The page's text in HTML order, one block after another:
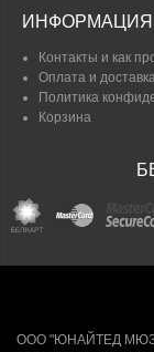
ИНФОРМАЦИЯ
Контакты и как
Оплата и
Политика
Корзина
ООО "ЮНАЙТЕД